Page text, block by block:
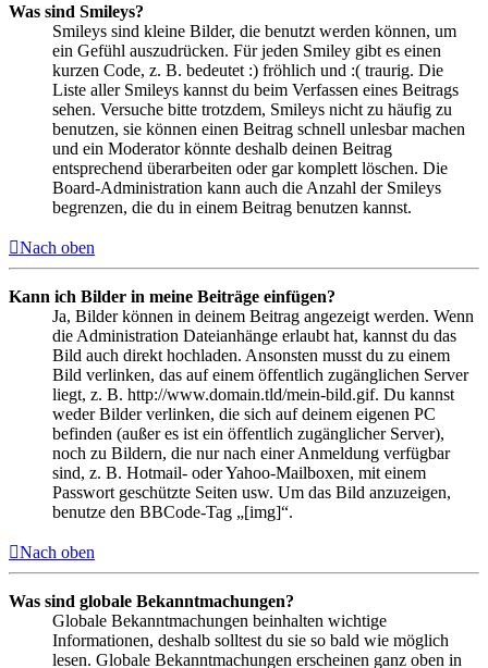
Was sind Smileys?
Smileys sind kleine Bilder, die benutzt werden können, um
ein Gefühl auszudrücken. Für jeden Smiley gibt es einen
kurzen Code, z. B. bedeutet :) fröhlich und :( traurig. Die
Liste aller Smileys kannst du beim Verfassen eines Beitrags
sehen. Versuche bitte trotzdem, Smileys nicht zu häufig zu
benutzen, sie können einen Beitrag schnell unlesbar machen
und ein Moderator könnte deshalb deinen Beitrag
entsprechend überarbeiten oder gar komplett löschen. Die
Board-Administration kann auch die Anzahl der Smileys
begrenzen, die du in einem Beitrag benutzen kannst.
Nach oben
Kann ich Bilder in meine Beiträge einfügen?
Ja, Bilder können in deinem Beitrag angezeigt werden. Wenn
die Administration Dateianhänge erlaubt hat, kannst du das
Bild auch direkt hochladen. Ansonsten musst du zu einem
Bild verlinken, das auf einem öffentlich zugänglichen Server
liegt, z. B. http://www.domain.tld/mein-bild.gif. Du kannst
weder Bilder verlinken, die sich auf deinem eigenen PC
befinden (außer es ist ein öffentlich zugänglicher Server),
noch zu Bildern, die nur nach einer Anmeldung verfügbar
sind, z. B. Hotmail- oder Yahoo-Mailboxen, mit einem
Passwort geschützte Seiten usw. Um das Bild anzuzeigen,
benutze den BBCode-Tag „[img]“.
Nach oben
Was sind globale Bekanntmachungen?
Globale Bekanntmachungen beinhalten wichtige
Informationen, deshalb solltest du sie so bald wie möglich
lesen. Globale Bekanntmachungen erscheinen ganz oben in